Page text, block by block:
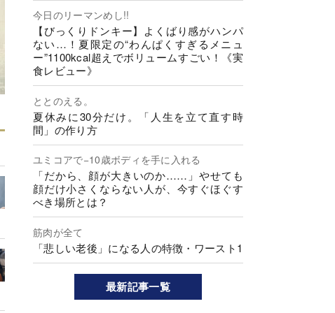
今日のリーマンめし!!
【びっくりドンキー】よくばり感がハンパ
ない…！夏限定の“わんぱくすぎるメニュ
ー”1100kcal超えでボリュームすごい！《実
食レビュー》
ととのえる。
夏休みに30分だけ。「人生を立て直す時
間」の作り方
ユミコアで−10歳ボディを手に入れる
「だから、顔が大きいのか……」やせても
顔だけ小さくならない人が、今すぐほぐす
べき場所とは？
筋肉が全て
「悲しい老後」になる人の特徴・ワースト1
最新記事一覧